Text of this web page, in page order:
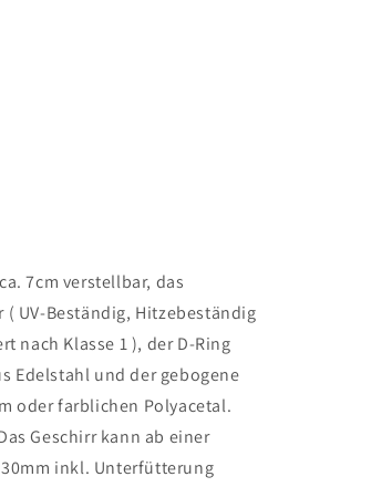
7cm verstellbar, das
UV-Beständig, Hitzebeständig
nach Klasse 1 ), der D-Ring
Edelstahl und der gebogene
oder farblichen Polyacetal.
Geschirr kann ab einer
inkl. Unterfütterung